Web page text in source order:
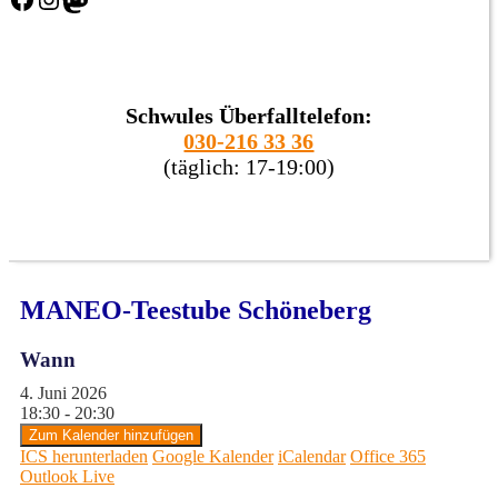
Schwules Überfalltelefon:
030-216 33 36
(täglich: 17-19:00)
MANEO-Teestube Schöneberg
Wann
4. Juni 2026
18:30 - 20:30
Zum Kalender hinzufügen
ICS herunterladen Google Kalender iCalendar Office 365
Outlook Live